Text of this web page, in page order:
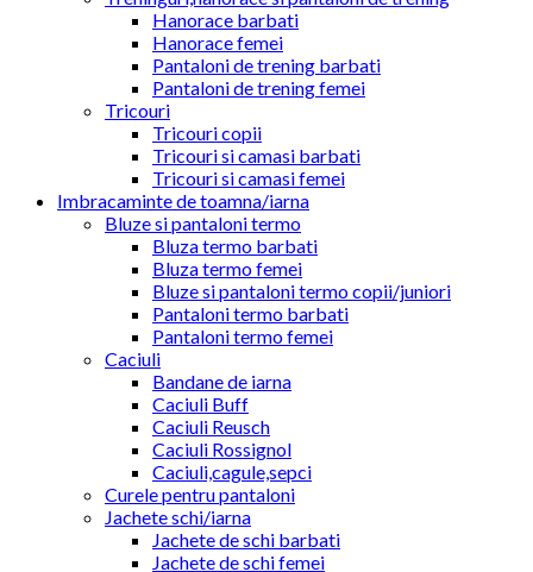
Hanorace barbati
Hanorace femei
Pantaloni de trening barbati
Pantaloni de trening femei
Tricouri
Tricouri copii
Tricouri si camasi barbati
Tricouri si camasi femei
Imbracaminte de toamna/iarna
Bluze si pantaloni termo
Bluza termo barbati
Bluza termo femei
Bluze si pantaloni termo copii/juniori
Pantaloni termo barbati
Pantaloni termo femei
Caciuli
Bandane de iarna
Caciuli Buff
Caciuli Reusch
Caciuli Rossignol
Caciuli,cagule,sepci
Curele pentru pantaloni
Jachete schi/iarna
Jachete de schi barbati
Jachete de schi femei